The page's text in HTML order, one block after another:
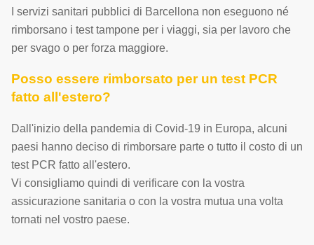
I servizi sanitari pubblici di Barcellona non eseguono né
rimborsano i test tampone per i viaggi, sia per lavoro che
per svago o per forza maggiore.
Posso essere rimborsato per un test PCR
fatto all'estero?
Dall'inizio della pandemia di Covid-19 in Europa, alcuni
paesi hanno deciso di rimborsare parte o tutto il costo di un
test PCR fatto all'estero.
Vi consigliamo quindi di verificare con la vostra
assicurazione sanitaria o con la vostra mutua una volta
tornati nel vostro paese.